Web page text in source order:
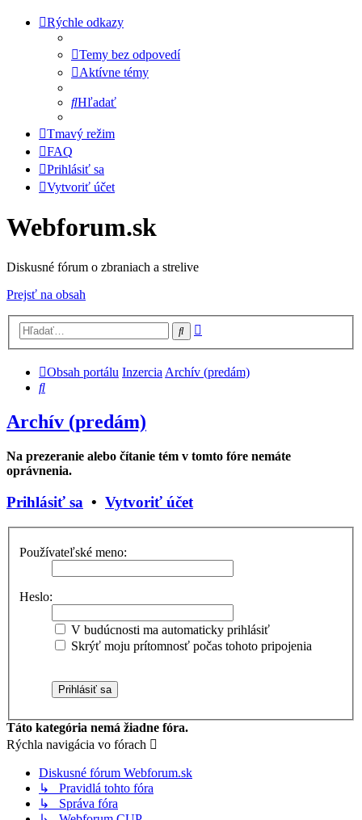
Rýchle odkazy
Temy bez odpovedí
Aktívne témy
Hľadať
Tmavý režim
FAQ
Prihlásiť sa
Vytvoriť účet
Webforum.sk
Diskusné fórum o zbraniach a strelive
Prejsť na obsah
Hľadať
Obsah portálu InzerciaArchív (predám)
Hľadať
Archív (predám)
Na prezeranie alebo čítanie tém v tomto fóre nemáte
oprávnenia.
Prihlásiť sa • Vytvoriť účet
Používateľské meno:
Heslo:
V budúcnosti ma automaticky prihlásiť
Skrýť moju prítomnosť počas tohoto pripojenia
Táto kategória nemá žiadne fóra.
Rýchla navigácia vo fórach
Diskusné fórum Webforum.sk
↳ Pravidlá tohto fóra
↳ Správa fóra